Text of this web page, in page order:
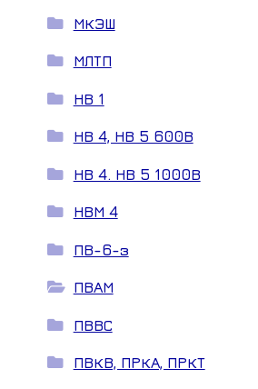
МКЭШ
МЛТП
НВ 1
НВ 4, НВ 5 600В
НВ 4. НВ 5 1000В
НВМ 4
ПВ-6-з
ПВАМ
ПВВС
ПВКВ, ПРКА, ПРКТ